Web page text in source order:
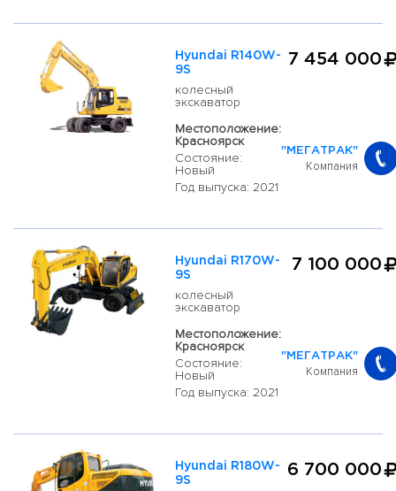
Hyundai R140W-
9S
колесный
экскаватор
Местоположение:
Красноярск
Состояние:
Новый
Год выпуска: 2021
7 454 000
"МЕГАТРАК"
Компания
Hyundai R170W-
9S
колесный
экскаватор
Местоположение:
Красноярск
Состояние:
Новый
Год выпуска: 2021
7 100 000
"МЕГАТРАК"
Компания
Hyundai R180W-
9S
6 700 000